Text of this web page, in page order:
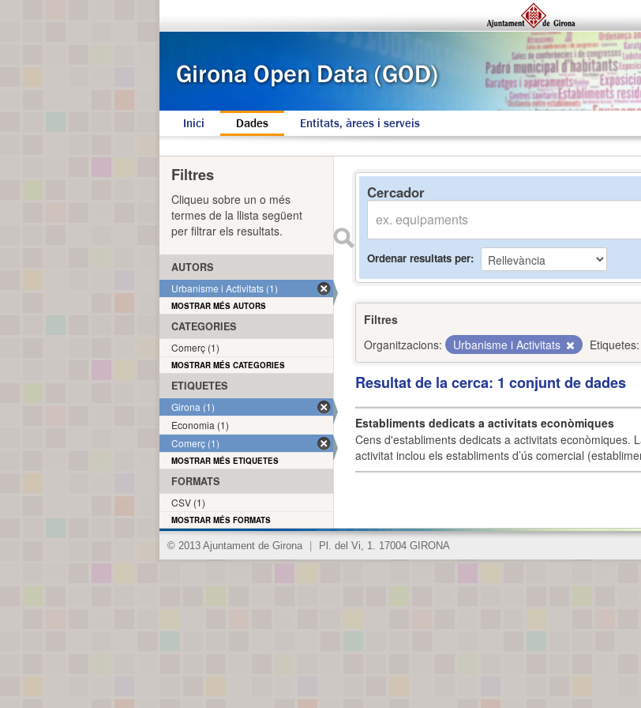
Inici Dades Entitats, àrees i serveis
Cercador
Ordenar resultats per
Filtres
Organitzacions:
Urbanisme i Activitats Etiquetes:
Resultat de la cerca: 1 conjunt de dades
Establiments dedicats a activitats econòmiques
Cens d'establiments dedicats a activitats econòmiques.
activitat inclou els establiments d’ús comercial
Filtres
Cliqueu sobre un o més
termes de la llista següent
per filtrar els resultats.
AUTORS
Urbanisme i Activitats (1)
MOSTRAR MÉS AUTORS
CATEGORIES
Comerç (1)
MOSTRAR MÉS CATEGORIES
ETIQUETES
Girona (1)
Economia (1)
Comerç (1)
MOSTRAR MÉS ETIQUETES
FORMATS
CSV (1)
MOSTRAR MÉS FORMATS
© 2013 Ajuntament de Girona Pl. del Vi, 1. 17004 GIRONA